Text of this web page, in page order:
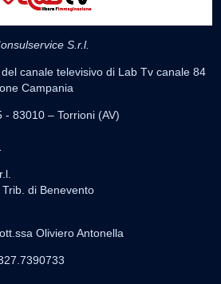
S.r.l.
canale televisivo di Lab Tv canale 84
Campania
- 83010 – Torrioni (AV)
di Benevento
Oliviero Antonella